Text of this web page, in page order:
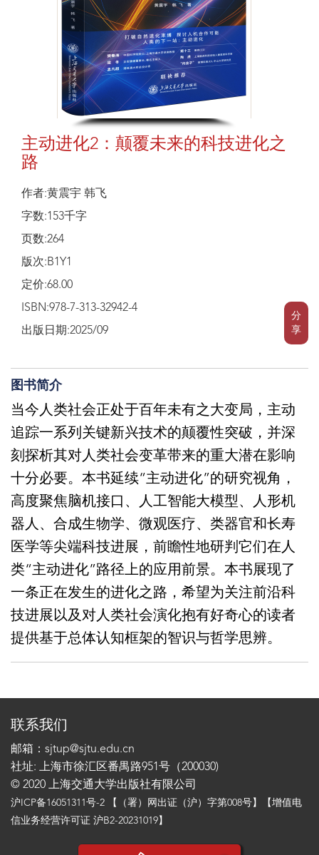
分
享
主动进化2：颠覆未来的科技进化之
路
作者:黄震宇 韩飞
字数:153千字
页数:264
版次:B1Y1
定价:68.00
ISBN:978-7-313-32942-4
出版日期:2025/09
图书简介
当今人类社会正处于百年未有之大变局，主动
追踪一系列关键新兴技术的颠覆性突破，并深
刻探析其对人类社会变革带来的重大潜在影响
十分必要。本书延续“主动进化”的研究视角，
高度聚焦脑机接口、人工智能大模型、人形机
器人、合成生物学、微观医疗、类器官和长寿
医学等尖端科技进展，前瞻性地研判它们在人
类“主动进化”路径上的应用前景。本书展现了
一条正在发生的进化之路，希望为关注前沿科
技进展以及对人类社会演化抱有好奇心的读者
提供基于总体认知框架的智识与哲学思辨。
联系我们
邮箱：sjtup@sjtu.edu.cn
社址: 上海市徐汇区番禺路951号（200030)
© 2020 上海交通大学出版社有限公司
沪ICP备16051311号-2 【（署）网出证（沪）字第008号】【增值电
信业务经营许可证 沪B2-20231019】